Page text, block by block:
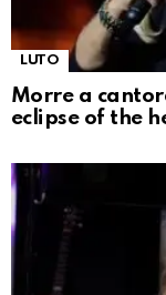
LUTO
Morre a
eclipse of the